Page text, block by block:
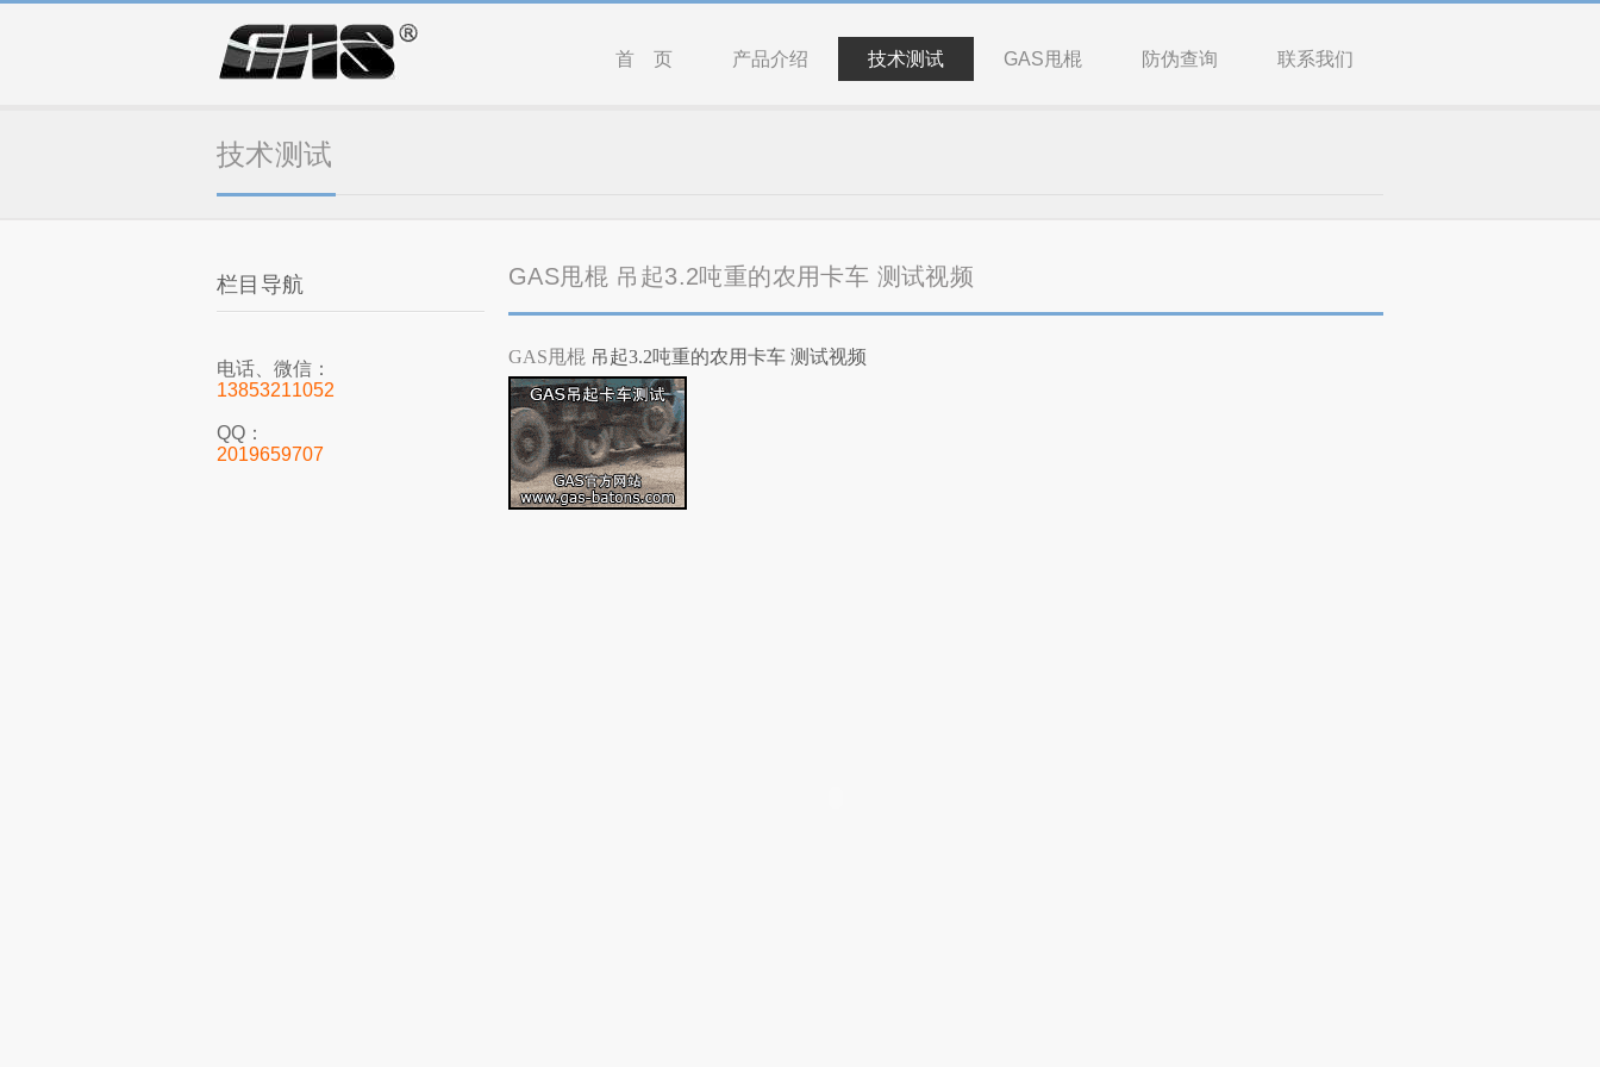
首 页 产品介绍 技术测试 GAS甩棍 防伪查询 联系我们
技术测试
栏目导航
电话、微信：
13853211052
QQ：
2019659707
GAS甩棍 吊起3.2吨重的农用卡车 测试视频
GAS甩棍 吊起3.2吨重的农用卡车 测试视频